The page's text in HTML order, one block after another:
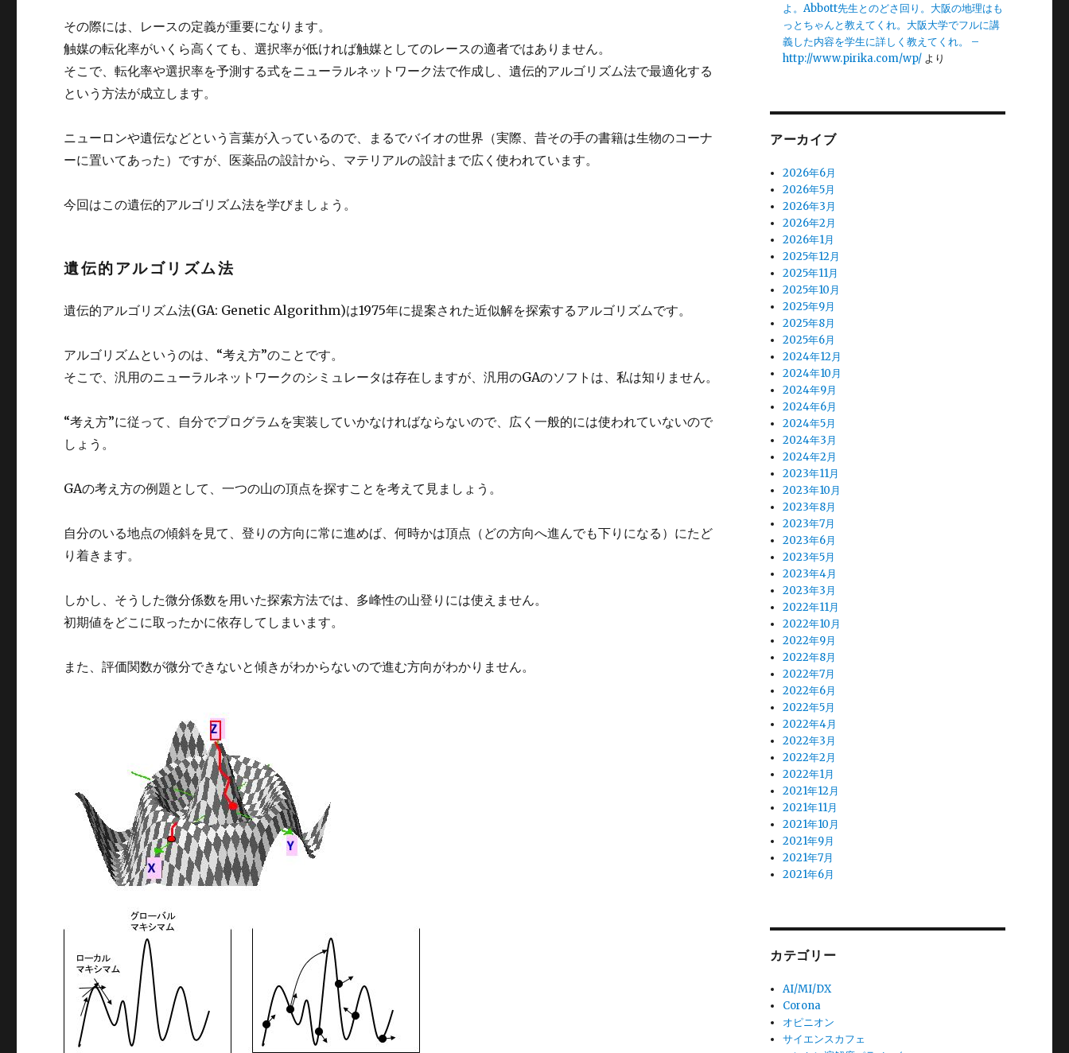
その際には、レースの定義が重要になります。
触媒の転化率がいくら高くても、選択率が低ければ触媒としてのレースの適者ではありません。
そこで、転化率や選択率を予測する式をニューラルネットワーク法で作成し、遺伝的アルゴリズム法で最適化する
という方法が成立します。
ニューロンや遺伝などという言葉が入っているので、まるでバイオの世界（実際、昔その手の書籍は生物のコーナ
ーに置いてあった）ですが、医薬品の設計から、マテリアルの設計まで広く使われています。
今回はこの遺伝的アルゴリズム法を学びましょう。
遺伝的アルゴリズム法
遺伝的アルゴリズム法(GA: Genetic Algorithm)は1975年に提案された近似解を探索するアルゴリズムです。
アルゴリズムというのは、“考え方”のことです。
そこで、汎用のニューラルネットワークのシミュレータは存在しますが、汎用のGAのソフトは、私は知りません。
“考え方”に従って、自分でプログラムを実装していかなければならないので、広く一般的には使われていないので
しょう。
GAの考え方の例題として、一つの山の頂点を探すことを考えて見ましょう。
自分のいる地点の傾斜を見て、登りの方向に常に進めば、何時かは頂点（どの方向へ進んでも下りになる）にたど
り着きます。
しかし、そうした微分係数を用いた探索方法では、多峰性の山登りには使えません。
初期値をどこに取ったかに依存してしまいます。
また、評価関数が微分できないと傾きがわからないので進む方向がわかりません。
よ。Abbott先生とのどさ回り。大阪の地理はも
っとちゃんと教えてくれ。大阪大学でフルに講
義した内容を学生に詳しく教えてくれ。 –
http://www.pirika.com/wp/ より
アーカイブ
2026年6月
2026年5月
2026年3月
2026年2月
2026年1月
2025年12月
2025年11月
2025年10月
2025年9月
2025年8月
2025年6月
2024年12月
2024年10月
2024年9月
2024年6月
2024年5月
2024年3月
2024年2月
2023年11月
2023年10月
2023年8月
2023年7月
2023年6月
2023年5月
2023年4月
2023年3月
2022年11月
2022年10月
2022年9月
2022年8月
2022年7月
2022年6月
2022年5月
2022年4月
2022年3月
2022年2月
2022年1月
2021年12月
2021年11月
2021年10月
2021年9月
2021年7月
2021年6月
カテゴリー
AI/MI/DX
Corona
オピニオン
サイエンスカフェ